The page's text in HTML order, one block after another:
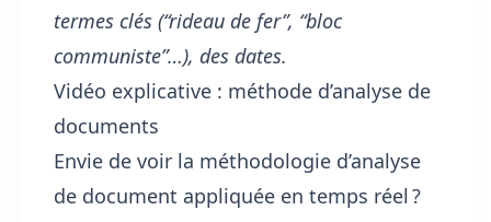
termes clés (“rideau de fer”, “bloc
communiste”…), des dates.
Vidéo explicative : méthode d’analyse de
documents
Envie de voir la méthodologie d’analyse
de document appliquée en temps réel ?